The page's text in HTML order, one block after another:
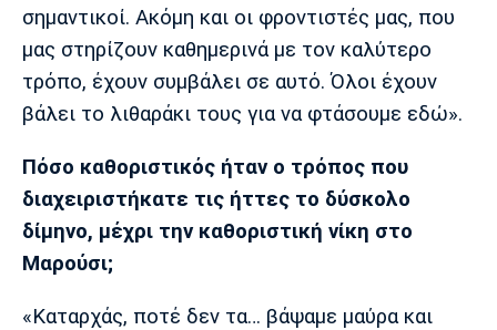
σημαντικοί. Ακόμη και οι φροντιστές μας, που
μας στηρίζουν καθημερινά με τον καλύτερο
τρόπο, έχουν συμβάλει σε αυτό. Όλοι έχουν
βάλει το λιθαράκι τους για να φτάσουμε εδώ».
Πόσο καθοριστικός ήταν ο τρόπος που
διαχειριστήκατε τις ήττες το δύσκολο
δίμηνο, μέχρι την καθοριστική νίκη στο
Μαρούσι;
«Καταρχάς, ποτέ δεν τα… βάψαμε μαύρα και